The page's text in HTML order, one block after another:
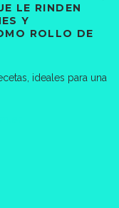
LE RINDEN
Y
ROLLO DE
ideales para una